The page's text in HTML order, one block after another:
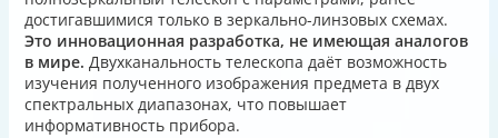
достигавшимися только в зеркально-линзовых схемах.
Это инновационная разработка, не имеющая аналогов
в мире. Двухканальность телескопа даёт возможность
изучения полученного изображения предмета в двух
спектральных диапазонах, что повышает
информативность прибора.